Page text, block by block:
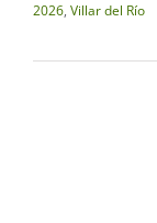
2026, Villar del Río